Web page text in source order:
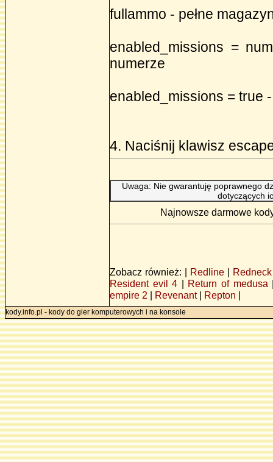
fullammo - pełne
enabled_missions =
numerze
enabled_missions = true
4. Naciśnij klawisz
Uwaga: Nie gwarantuję poprawnego
dotyczących
Najnowsze darmowe
Zobacz również: | Redline|
Resident evil 4 | Return of medusa
empire 2 | Revenant| Repton |
kody.info.pl - kody do gier komputerowych i na konsole